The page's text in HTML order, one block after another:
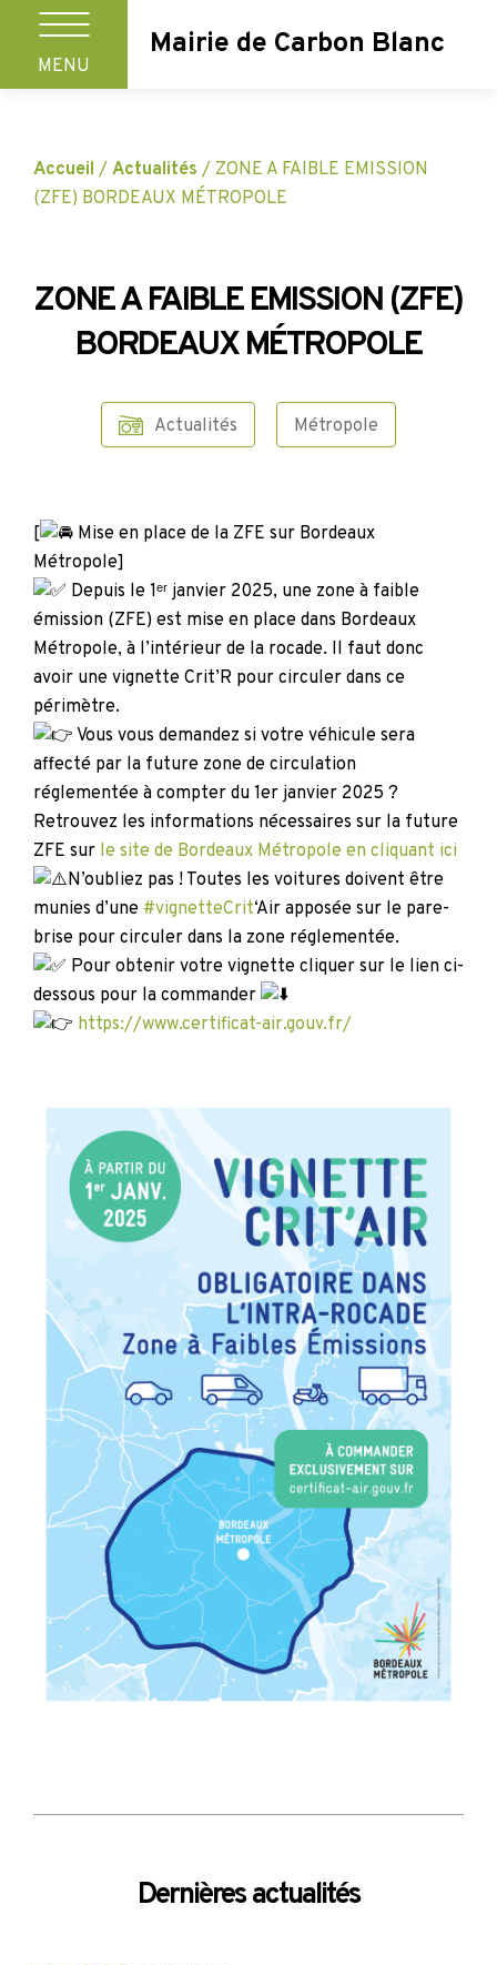
MENU
Mairie de Carbon Blanc
Accueil / Actualités / ZONE A FAIBLE EMISSION
(ZFE) BORDEAUX MÉTROPOLE
ZONE A FAIBLE EMISSION (ZFE)
BORDEAUX MÉTROPOLE
Actualités Métropole
[
Mise en place de la ZFE sur Bordeaux
Métropole]
Depuis le 1ᵉʳ janvier 2025, une zone à faible
émission (ZFE) est mise en place dans Bordeaux
Métropole, à l’intérieur de la rocade. Il faut donc
avoir une vignette Crit’R pour circuler dans ce
périmètre.
Vous vous demandez si votre véhicule sera
affecté par la future zone de circulation
réglementée à compter du 1er janvier 2025 ?
Retrouvez les informations nécessaires sur la future
ZFE sur le site de Bordeaux Métropole en cliquant ici
N’oubliez pas ! Toutes les voitures doivent être
munies d’une #vignetteCrit‘Air apposée sur le pare-
brise pour circuler dans la zone réglementée.
Pour obtenir votre vignette cliquer sur le lien ci-
dessous pour la commander
https://www.certificat-air.gouv.fr/
Dernières actualités